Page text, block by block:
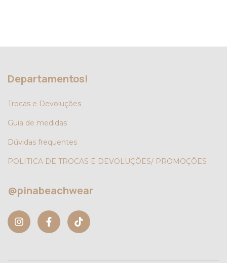
Departamentos!
Trocas e Devoluções
Guia de medidas
Dúvidas frequentes
POLITICA DE TROCAS E DEVOLUÇÕES/ PROMOÇÕES
@pinabeachwear